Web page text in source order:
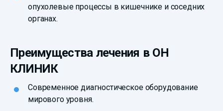
опухолевые процессы в кишечнике и соседних
органах.
Преимущества лечения в ОН
КЛИНИК
Современное диагностическое оборудование
мирового уровня.